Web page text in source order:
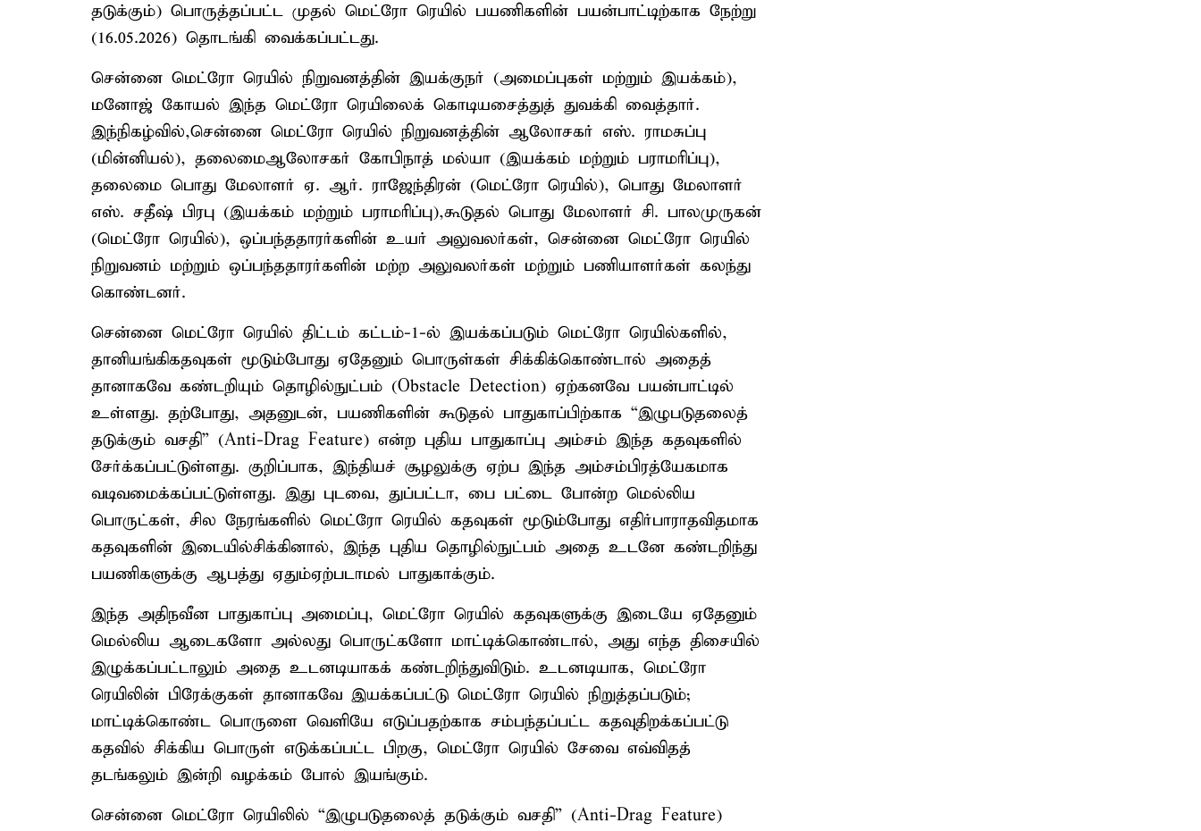
தடுக்கும்) பொருத்தப்பட்ட முதல் மெட்ரோ ரெயில் பயணிகளின் பயன்பாட்டிற்காக நேற்று
(16.05.2026) தொடங்கி வைக்கப்பட்டது.
சென்னை மெட்ரோ ரெயில் நிறுவனத்தின் இயக்குநர் (அமைப்புகள் மற்றும் இயக்கம்),
மனோஜ் கோயல் இந்த மெட்ரோ ரெயிலைக் கொடியசைத்துத் துவக்கி வைத்தார்.
இந்நிகழ்வில்,சென்னை மெட்ரோ ரெயில் நிறுவனத்தின் ஆலோசகர் எஸ். ராமசுப்பு
(மின்னியல்), தலைமைஆலோசகர் கோபிநாத் மல்யா (இயக்கம் மற்றும் பராமரிப்பு),
தலைமை பொது மேலாளர் ஏ. ஆர். ராஜேந்திரன் (மெட்ரோ ரெயில்), பொது மேலாளர்
எஸ். சதீஷ் பிரபு (இயக்கம் மற்றும் பராமரிப்பு),கூடுதல் பொது மேலாளர் சி. பாலமுருகன்
(மெட்ரோ ரெயில்), ஒப்பந்ததாரர்களின் உயர் அலுவலர்கள், சென்னை மெட்ரோ ரெயில்
நிறுவனம் மற்றும் ஒப்பந்ததாரர்களின் மற்ற அலுவலர்கள் மற்றும் பணியாளர்கள் கலந்து
கொண்டனர்.
சென்னை மெட்ரோ ரெயில் திட்டம் கட்டம்-1-ல் இயக்கப்படும் மெட்ரோ ரெயில்களில்,
தானியங்கிகதவுகள் மூடும்போது ஏதேனும் பொருள்கள் சிக்கிக்கொண்டால் அதைத்
தானாகவே கண்டறியும் தொழில்நுட்பம் (Obstacle Detection) ஏற்கனவே பயன்பாட்டில்
உள்ளது. தற்போது, அதனுடன், பயணிகளின் கூடுதல் பாதுகாப்பிற்காக “இழுபடுதலைத்
தடுக்கும் வசதி” (Anti-Drag Feature) என்ற புதிய பாதுகாப்பு அம்சம் இந்த கதவுகளில்
சேர்க்கப்பட்டுள்ளது. குறிப்பாக, இந்தியச் சூழலுக்கு ஏற்ப இந்த அம்சம்பிரத்யேகமாக
வடிவமைக்கப்பட்டுள்ளது. இது புடவை, துப்பட்டா, பை பட்டை போன்ற மெல்லிய
பொருட்கள், சில நேரங்களில் மெட்ரோ ரெயில் கதவுகள் மூடும்போது எதிர்பாராதவிதமாக
கதவுகளின் இடையில்சிக்கினால், இந்த புதிய தொழில்நுட்பம் அதை உடனே கண்டறிந்து
பயணிகளுக்கு ஆபத்து ஏதும்ஏற்படாமல் பாதுகாக்கும்.
இந்த அதிநவீன பாதுகாப்பு அமைப்பு, மெட்ரோ ரெயில் கதவுகளுக்கு இடையே ஏதேனும்
மெல்லிய ஆடைகளோ அல்லது பொருட்களோ மாட்டிக்கொண்டால், அது எந்த திசையில்
இழுக்கப்பட்டாலும் அதை உடனடியாகக் கண்டறிந்துவிடும். உடனடியாக, மெட்ரோ
ரெயிலின் பிரேக்குகள் தானாகவே இயக்கப்பட்டு மெட்ரோ ரெயில் நிறுத்தப்படும்;
மாட்டிக்கொண்ட பொருளை வெளியே எடுப்பதற்காக சம்பந்தப்பட்ட கதவுதிறக்கப்பட்டு
கதவில் சிக்கிய பொருள் எடுக்கப்பட்ட பிறகு, மெட்ரோ ரெயில் சேவை எவ்விதத்
தடங்கலும் இன்றி வழக்கம் போல் இயங்கும்.
சென்னை மெட்ரோ ரெயிலில் “இழுபடுதலைத் தடுக்கும் வசதி” (Anti-Drag Feature)